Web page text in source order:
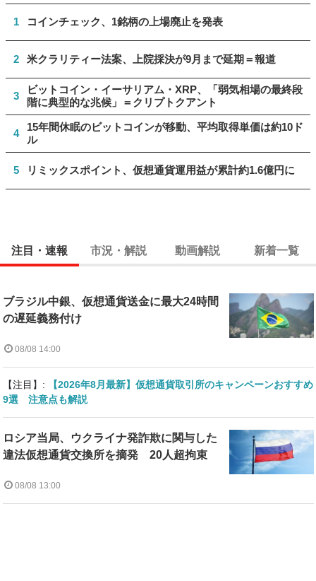
1 コインチェック、1銘柄の上場廃止を発表
2 米クラリティー法案、上院採決が9月まで延期＝報道
3
ビットコイン・イーサリアム・XRP、「弱気相場の最終段
階に典型的な兆候」＝クリプトクアント
4
15年間休眠のビットコインが移動、平均取得単価は約10ド
ル
5 リミックスポイント、仮想通貨運用益が累計約1.6億円に
注目・速報 市況・解説 動画解説 新着一覧
ブラジル中銀、仮想通貨送金に最大24時間
の遅延義務付け
08/08 14:00
【注目】:
【2026年8月最新】仮想通貨取引所のキャンペーンおすすめ
9選 注意点も解説
ロシア当局、ウクライナ発詐欺に関与した
違法仮想通貨交換所を摘発 20人超拘束
08/08 13:00